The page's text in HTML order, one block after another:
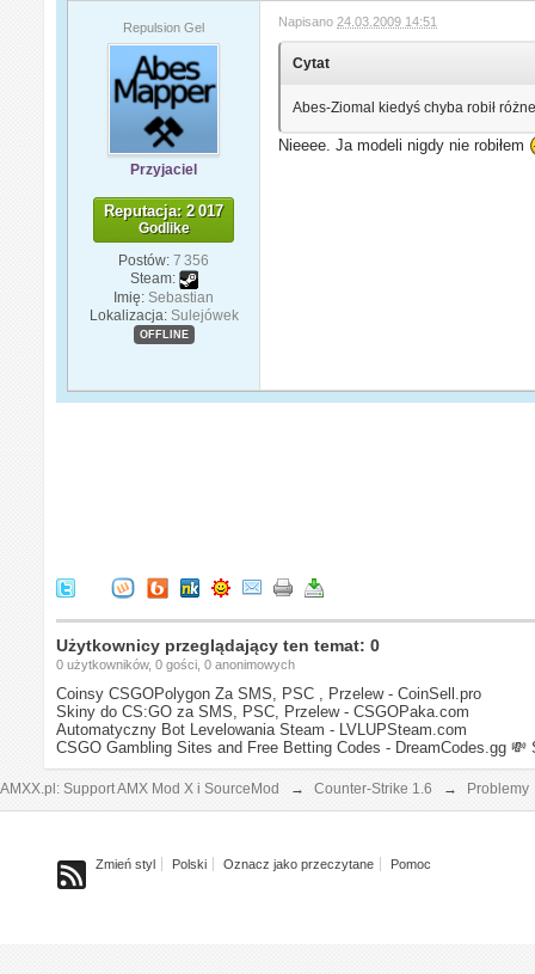
Repulsion Gel
Przyjaciel
Reputacja: 2 017
Godlike
Postów: 7 356
Steam:
Imię: Sebastian
Lokalizacja: Sulejówek
OFFLINE
Napisano 24.03.2009 14:51
Cytat
Abes-Ziomal kiedyś chyba robił
Nieeee. Ja modeli nigdy nie robiłem
Użytkownicy przeglądający ten temat: 0
0 użytkowników, 0 gości, 0 anonimowych
Coinsy CSGOPolygon Za SMS, PSC , Przelew - CoinSell.pro
Skiny do CS:GO za SMS, PSC, Przelew - CSGOPaka.com
Automatyczny Bot Levelowania Steam - LVLUPSteam.com
CSGO Gambling Sites and Free Betting Codes - DreamCodes.gg 💸
AMXX.pl: Support AMX Mod X i SourceMod → Counter-Strike 1.6 → Problemy
Zmień styl Polski Oznacz jako przeczytane Pomoc